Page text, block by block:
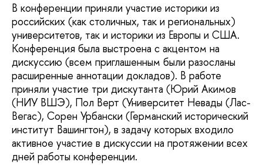
В конференции приняли участие историки из
российских (как столичных, так и региональных)
университетов, так и историки из Европы и США.
Конференция была выстроена с акцентом на
дискуссию (всем приглашенным были разосланы
расширенные аннотации докладов). В работе
приняли участие три дискутанта (Юрий Акимов
(НИУ ВШЭ), Пол Верт (Университет Невады (Лас-
Вегас), Сорен Урбански (Германский исторический
институт Вашингтон), в задачу которых входило
активное участие в дискуссии на протяжении всех
дней работы конференции.